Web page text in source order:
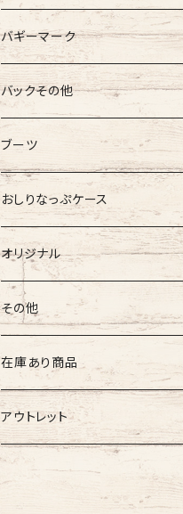
バギーマーク
バギーマーク
バギーマーク
吸盤付バギーマーク
バギーマークミニ
両面マークいり
バギーマークミニ
吸盤バギーマーク
バギーマークミニ
両面バギーマーク
ぷちまる
みにまる
バギーマークプチ
バギーマークプチ ボールチェーン
バギーマークプチ ストラップ
ぷちまる
くるくるぷち
吸盤バギーマーク
バギーマークミニ
バギーマークプチ
吸盤バギーマーク
バギーマークナノ
オリジナル
ネズミ
くま
オリジナル
バギーマーク
バギーマークプチ
ステッカー
車用バキーマーク
バックその他
バギーポケット
バギーポケット レギュラー
バギーポケット 大
チャーム
バギーチャーム
イニシャルチャーム
診察ファイルバック
ブーツ
オリジナル
Sサイズ
Mサイズ
XLサイズ
ブーツ
Sサイズ
XXLサイズ
Mサイズ
Lサイズ
おしりなっぷケース
おしりナップケース 縦型
おしりナップケース 横型
オリジナル
バギーマーク
バギーマークレギュラーサイズ
バギーマークミニ
バギーマークナノ
おしりナップケース
縦型ストラップ
横型ストラップ
その他
イニシャルチャーム
バッグその他
その他
ネームホルダー
nanoまる
chibi
在庫あり商品
バギーマーク
ミニサイズ
ティッシュケース
アウトレット
バギーマーク